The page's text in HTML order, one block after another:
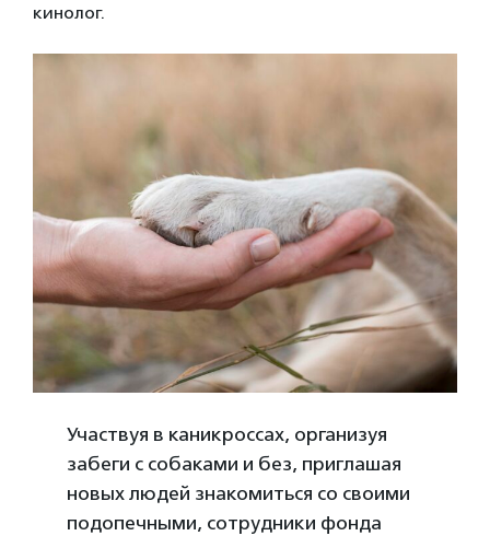
кинолог.
Участвуя в каникроссах, организуя
забеги с собаками и без, приглашая
новых людей знакомиться со своими
подопечными, сотрудники фонда